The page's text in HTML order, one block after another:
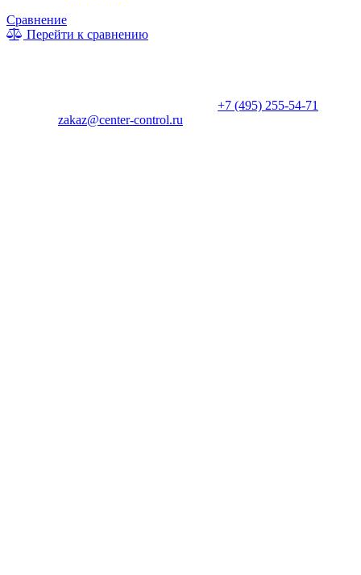
Сравнение
Перейти к сравнению
+7 (495) 255-54-71
zakaz@center-control.ru